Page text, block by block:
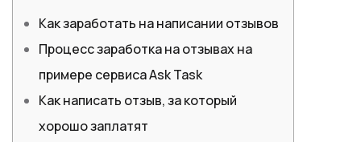
Как заработать на написании отзывов
Процесс заработка на отзывах на
примере сервиса Ask Task
Как написать отзыв, за который
хорошо заплатят